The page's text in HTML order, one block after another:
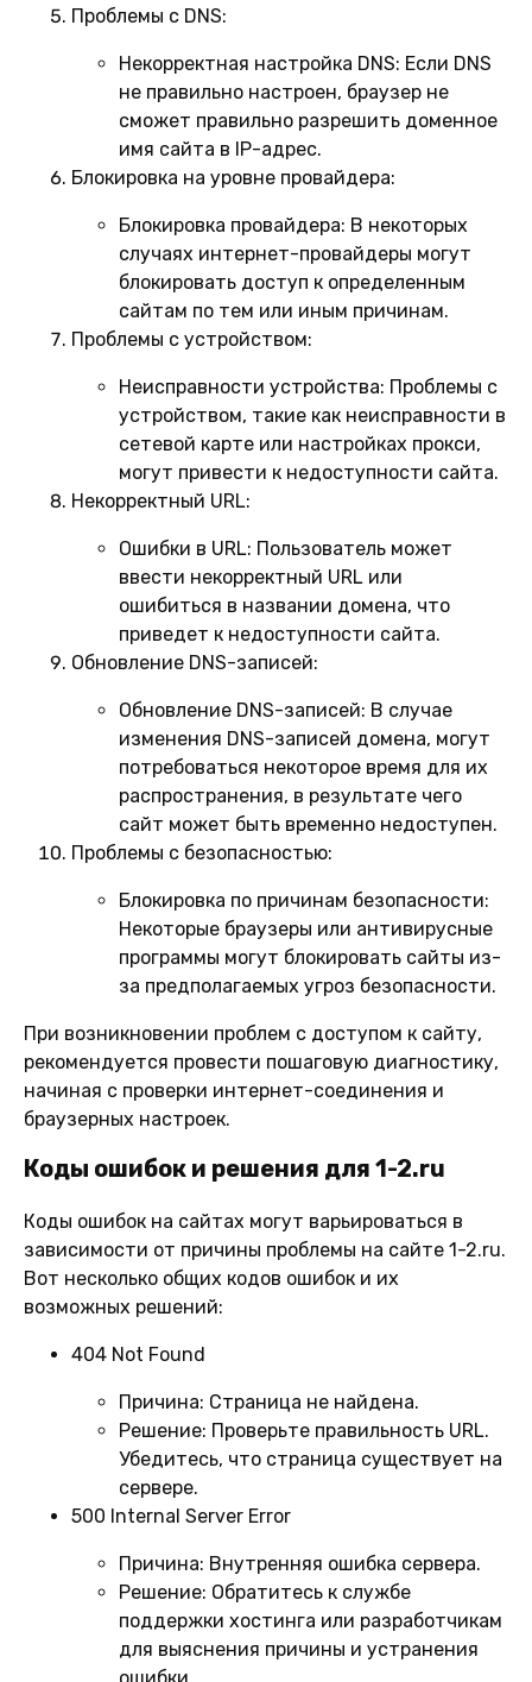
Проблемы с DNS:
Некорректная настройка DNS: Если DNS
не правильно настроен, браузер не
сможет правильно разрешить доменное
имя сайта в IP-адрес.
Блокировка на уровне провайдера:
Блокировка провайдера: В некоторых
случаях интернет-провайдеры могут
блокировать доступ к определенным
сайтам по тем или иным причинам.
Проблемы с устройством:
Неисправности устройства: Проблемы с
устройством, такие как неисправности в
сетевой карте или настройках прокси,
могут привести к недоступности сайта.
Некорректный URL:
Ошибки в URL: Пользователь может
ввести некорректный URL или
ошибиться в названии домена, что
приведет к недоступности сайта.
Обновление DNS-записей:
Обновление DNS-записей: В случае
изменения DNS-записей домена, могут
потребоваться некоторое время для их
распространения, в результате чего
сайт может быть временно недоступен.
Проблемы с безопасностью:
Блокировка по причинам безопасности:
Некоторые браузеры или антивирусные
программы могут блокировать сайты из-
за предполагаемых угроз безопасности.
При возникновении проблем с доступом к сайту,
рекомендуется провести пошаговую диагностику,
начиная с проверки интернет-соединения и
браузерных настроек.
Коды ошибок и решения для 1-2.ru
Коды ошибок на сайтах могут варьироваться в
зависимости от причины проблемы на сайте 1-2.ru.
Вот несколько общих кодов ошибок и их
возможных решений:
404 Not Found
Причина: Страница не найдена.
Решение: Проверьте правильность URL.
Убедитесь, что страница существует на
сервере.
500 Internal Server Error
Причина: Внутренняя ошибка сервера.
Решение: Обратитесь к службе
поддержки хостинга или разработчикам
для выяснения причины и устранения